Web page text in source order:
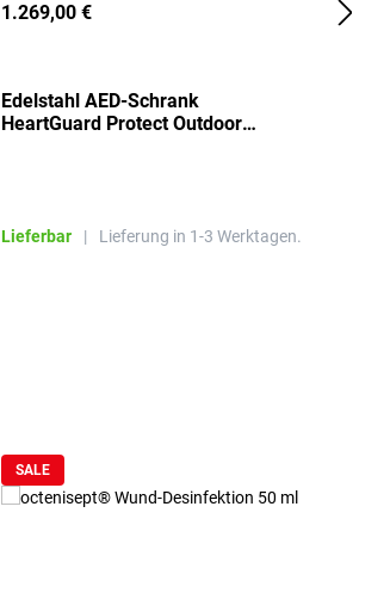
1.269,00 €
Edelstahl AED-Schrank
HeartGuard Protect Outdoor
Lieferbar | Lieferung in 1-3 Werktagen.
SALE